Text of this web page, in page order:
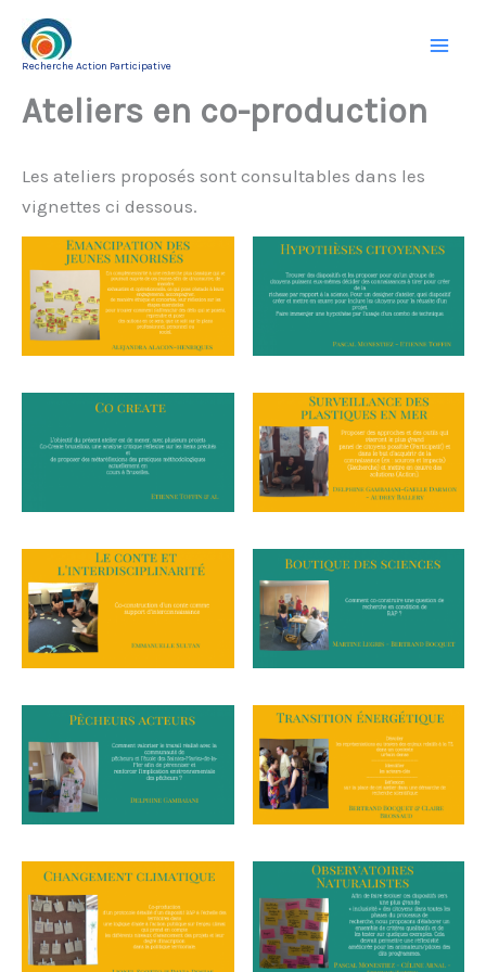
contenu
Recherche Action Participative
Ateliers en co-production
Les ateliers proposés sont consultables dans les
vignettes ci dessous.